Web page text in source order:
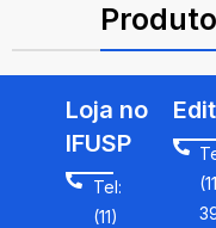
Loja no
IFUSP
Tel:
(11)